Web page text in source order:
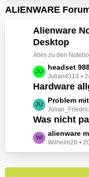
ä
e
e
t
r
ä
g
e
z
e
B
e
i
t
r
ä
g
e
ALIENWARE
Alienware
Desktop
Alles zu den
L
e
t
z
t
e
e
r
headset
Julian4313
Hardware
L
e
t
z
t
e
Problem mit
Was nicht
L
e
t
alienware
Wilhelm28